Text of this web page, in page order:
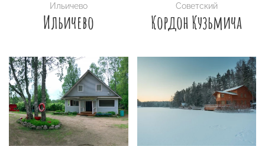
Ильичево
Ильичево
Советский
Кордон Кузьмича